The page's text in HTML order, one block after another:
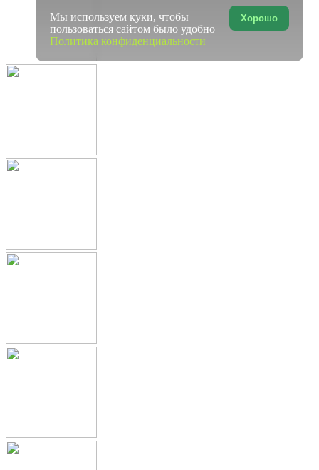
Хорошо
Мы используем куки, чтобы
пользоваться сайтом было удобно
Политика конфиденциальности